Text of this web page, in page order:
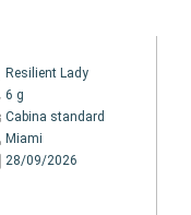
Resilient Lady
6 g
Cabina standard
Miami
28/09/2026